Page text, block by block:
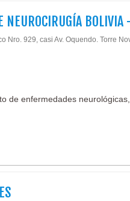
NEUROCIRUGÍA
Nro. 929, casi Av. Oquendo. Torre
de enfermedades